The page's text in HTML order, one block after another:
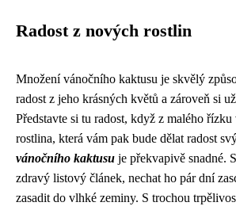
Radost z nových rostlin
Množení vánočního kaktusu je skvělý
radost z jeho krásných květů a zároveň si
Představte si tu radost, když z malého řízku
rostlina, která vám pak bude dělat radost
vánočního kaktusu je překvapivě snadné.
zdravý listový článek, nechat ho pár dní
zasadit do vlhké zeminy. S trochou